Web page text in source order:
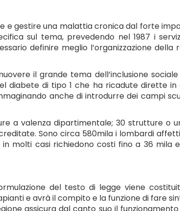
e gestire una malattia cronica dal forte
sul tema, prevedendo nel 1987 i
definire meglio l’organizzazione della
il grande tema dell’inclusione
diabete di tipo 1 che ha ricadute dirette in
anche di introdurre dei campi
a valenza dipartimentale; 30 strutture o
Sono circa 580mila i lombardi
molti casi richiedono costi fino a 36 mila
del testo di legge viene
e avrà il compito e la funzione di fare
assicura dal canto suo il